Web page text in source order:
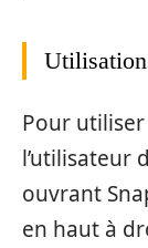
Pour
l’utilisateur
ouvrant
en haut à